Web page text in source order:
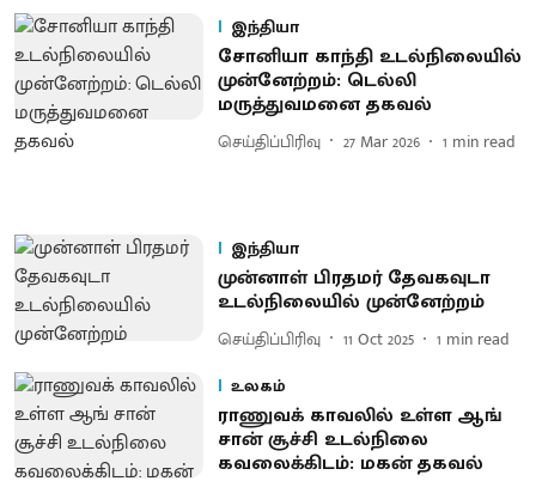
இந்தியா
சோனியா காந்தி உடல்நிலையில்
முன்னேற்றம்: டெல்லி
மருத்துவமனை தகவல்
செய்திப்பிரிவு 27 Mar 2026 1 min read
இந்தியா
முன்னாள் பிரதமர் தேவகவுடா
உடல்நிலையில் முன்னேற்றம்
செய்திப்பிரிவு 11 Oct 2025 1 min read
உலகம்
ராணுவக் காவலில் உள்ள ஆங்
சான் சூச்சி உடல்நிலை
கவலைக்கிடம்: மகன் தகவல்